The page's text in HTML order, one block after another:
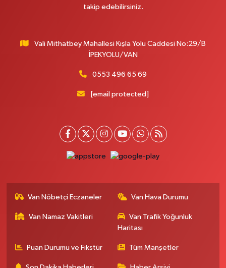
Yenı Derman Eczanesi
Akdamar Hastanesi Acil yanı. İpekyolu. Hatuniye mahallesi terzioğlu, Eski
Yol Tarifi Al
Hayat Eczanesi
Kışla Mah.Çınarlı Cad.1038 Sk.No:93 3-4
0 (432) 354 37 36 Yol Tarifi Al
BAHÇELİEVLER MAH.MUSLİH GÖRENTAŞ BULVARI NO:57Çağdaş fırının
takip edebilirsiniz.
Vali Mithatbey Mahallesi Kışla Yolu Caddesi No:29/B
İPEKYOLU/VAN
0553 496 65 69
[email protected]
Van Nöbetçi Eczaneler Van Hava Durumu
Van Namaz Vakitleri
Van Trafik Yoğunluk
Haritası
Puan Durumu ve Fikstür Tüm Manşetler